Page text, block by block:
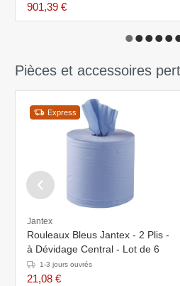
901,39 €
Pièces et accessoires
Express
Jantex
Rouleaux Bleus Jantex - 2 Plis -
à Dévidage Central - Lot de 6
1-3 jours ouvrés
21,08 €